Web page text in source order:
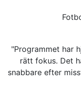
"Programmet har
rätt fokus. Det
snabbare efter